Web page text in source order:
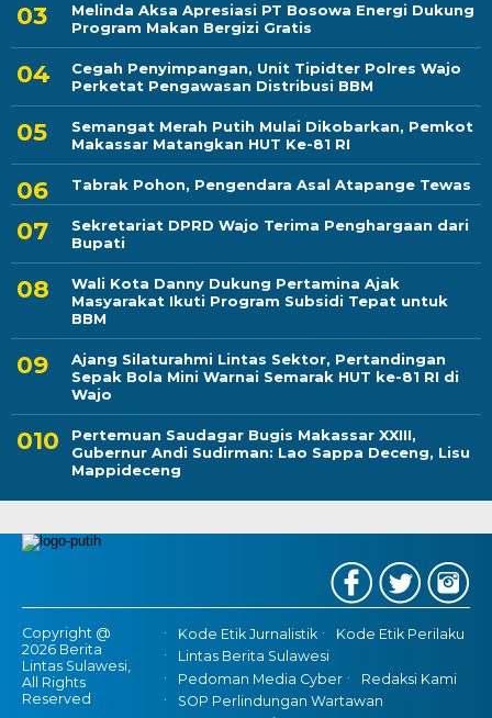
Melinda Aksa Apresiasi PT Bosowa Energi Dukung
Program Makan Bergizi Gratis
Cegah Penyimpangan, Unit Tipidter Polres Wajo
Perketat Pengawasan Distribusi BBM
Semangat Merah Putih Mulai Dikobarkan, Pemkot
Makassar Matangkan HUT Ke-81 RI
Tabrak Pohon, Pengendara Asal Atapange Tewas
Sekretariat DPRD Wajo Terima Penghargaan dari
Bupati
Wali Kota Danny Dukung Pertamina Ajak
Masyarakat Ikuti Program Subsidi Tepat untuk
BBM
Ajang Silaturahmi Lintas Sektor, Pertandingan
Sepak Bola Mini Warnai Semarak HUT ke-81 RI di
Wajo
Pertemuan Saudagar Bugis Makassar XXIII,
Gubernur Andi Sudirman: Lao Sappa Deceng, Lisu
Mappideceng
Copyright @
2026 Berita
Lintas Sulawesi,
All Rights
Reserved
Kode Etik Jurnalistik
Kode Etik Perilaku
Lintas Berita Sulawesi
Pedoman Media Cyber
Redaksi Kami
SOP Perlindungan Wartawan